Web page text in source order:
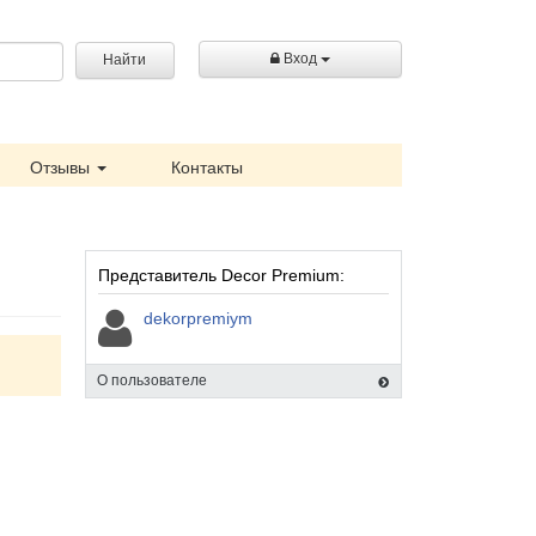
Найти Вход
Отзывы Контакты
Представитель Decor Premium:
dekorpremiym
О пользователе